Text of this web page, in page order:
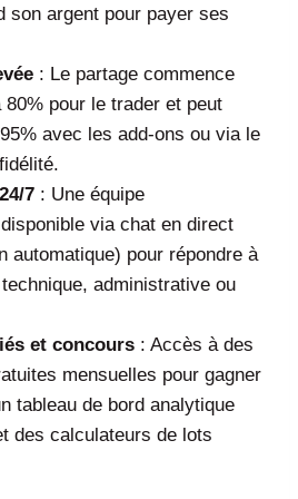
son argent pour payer ses
: Le partage commence
80% pour le trader et peut
avec les add-ons ou via le
7 : Une équipe
via chat en direct
automatique) pour répondre à
technique, administrative ou
et concours : Accès à des
mensuelles pour gagner
tableau de bord analytique
des calculateurs de lots